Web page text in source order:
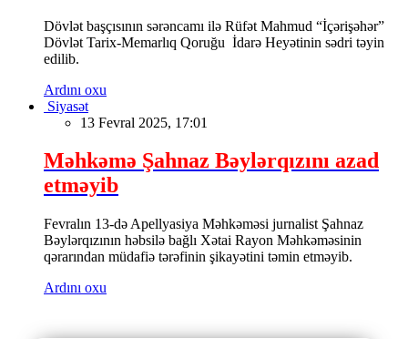
Dövlət başçısının sərəncamı ilə Rüfət Mahmud “İçərişəhər”
Dövlət Tarix-Memarlıq Qoruğu İdarə Heyətinin sədri təyin
edilib.
Ardını oxu
Siyasət
13 Fevral 2025, 17:01
Məhkəmə Şahnaz Bəylərqızını azad
etməyib
Fevralın 13-də Apellyasiya Məhkəməsi jurnalist Şahnaz
Bəylərqızının həbsilə bağlı Xətai Rayon Məhkəməsinin
qərarından müdafiə tərəfinin şikayətini təmin etməyib.
Ardını oxu